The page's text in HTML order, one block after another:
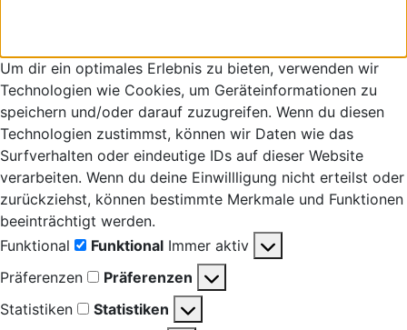
Um dir ein optimales Erlebnis zu bieten, verwenden wir
Technologien wie Cookies, um Geräteinformationen zu
speichern und/oder darauf zuzugreifen. Wenn du diesen
Technologien zustimmst, können wir Daten wie das
Surfverhalten oder eindeutige IDs auf dieser Website
verarbeiten. Wenn du deine Einwillligung nicht erteilst oder
zurückziehst, können bestimmte Merkmale und Funktionen
beeinträchtigt werden.
Funktional
Funktional Immer aktiv
Präferenzen
Präferenzen
Statistiken
Statistiken